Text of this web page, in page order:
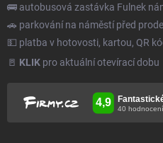
🚌 autobusová zastávka Fulnek
🚗 parkování na náměstí před
💵 platba v hotovosti, kartou, QR
🚪 KLIK pro aktuální otevírací dobu